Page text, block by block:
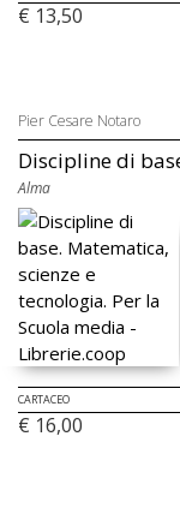
€ 13,50
Pier Cesare Notaro
Discipline di
Alma
CARTACEO
€ 16,00